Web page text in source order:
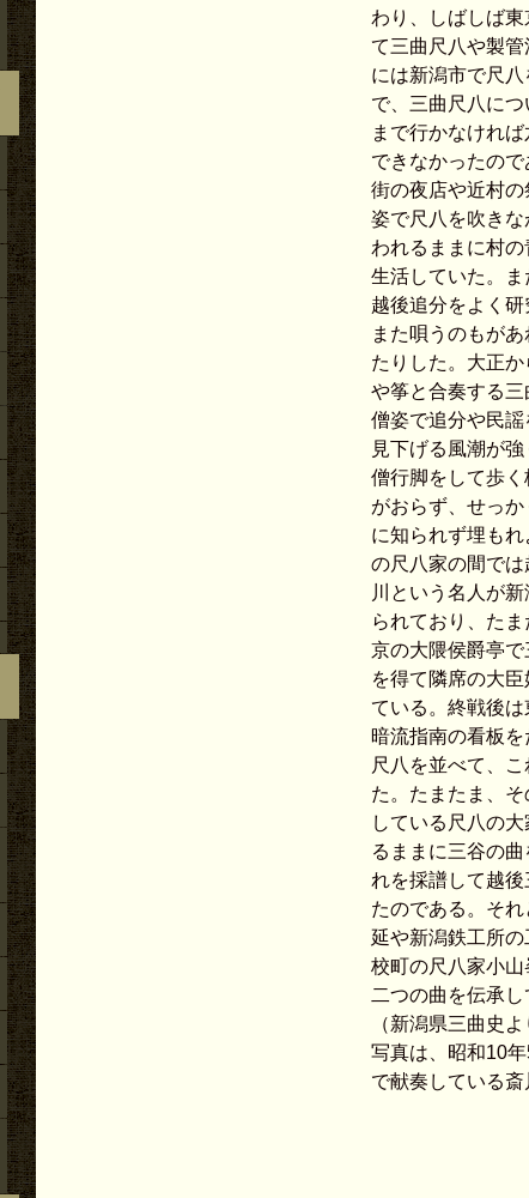
わり、しばしば
て三曲尺八や製
には新潟市で尺
で、三曲尺八に
まで行かなけれ
できなかったの
街の夜店や近村
姿で尺八を吹き
われるままに村
生活していた。
越後追分をよく研
また唄うのもが
たりした。大正
や筝と合奏する
僧姿で追分や民
見下げる風潮が
僧行脚をして歩
がおらず、せっ
に知られず埋も
の尺八家の間で
川という名人が
られており、た
京の大隈侯爵亭
を得て隣席の大
ている。終戦後
暗流指南の看板
尺八を並べて、
た。たまたま、
している尺八の
るままに三谷の
れを採譜して越
たのである。そ
延や新潟鉄工所
校町の尺八家小
二つの曲を伝承し
（新潟県三曲史よ
写真は、昭和10
で献奏している斎